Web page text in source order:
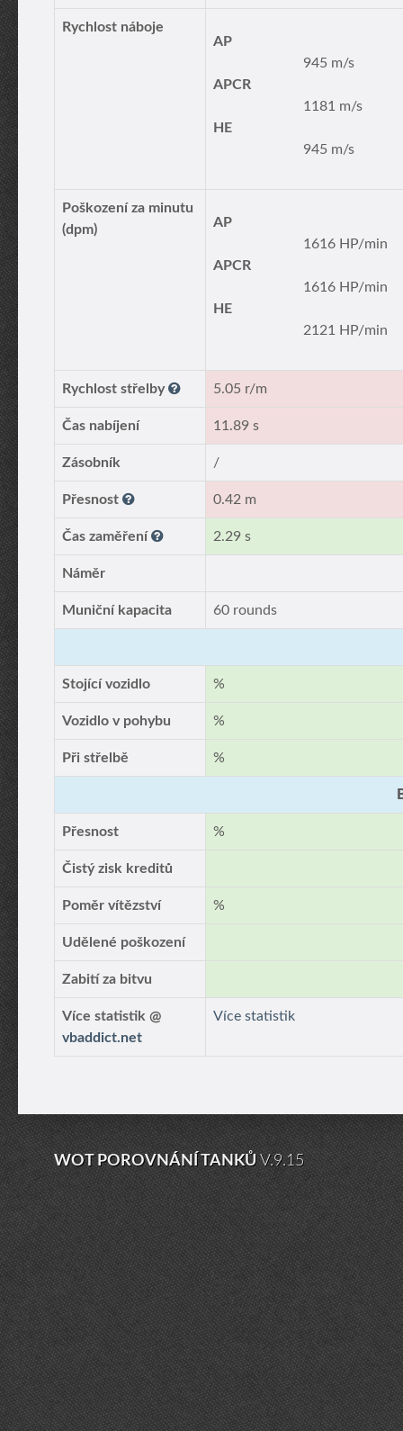
Rychlost náboje
AP
945 m/s
APCR
1181 m/s
HE
945 m/s
Poškození za minutu
(dpm)
AP
1616 HP/min
APCR
1616 HP/min
HE
2121 HP/min
Rychlost střelby 5.05 r/m
Čas nabíjení 11.89 s
Zásobník /
Přesnost 0.42 m
Čas zaměření 2.29 s
Náměr
Muniční kapacita 60 rounds
Stojící vozidlo %
Vozidlo v pohybu %
Při střelbě %
Přesnost %
Čistý zisk kreditů
Poměr vítězství %
Udělené poškození
Zabití za bitvu
Více statistik @
vbaddict.net
Více statistik
WOT POROVNÁNÍ TANKŮV.9.15